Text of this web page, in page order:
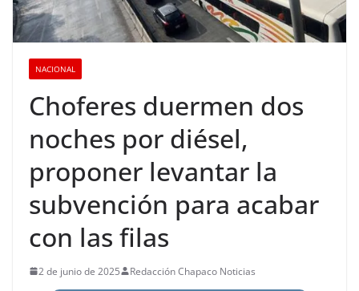
NACIONAL
Choferes duermen dos
noches por diésel,
proponer levantar la
subvención para acabar
con las filas
2 de junio de 2025 Redacción Chapaco Noticias